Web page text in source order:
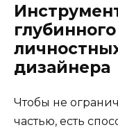
дизайнера
Чтобы не
частью, есть